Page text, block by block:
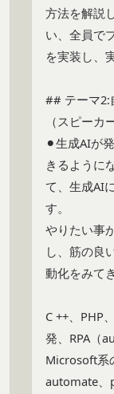
方法を解説
い、全員で
を実装し、
## テーマ2:
（スピーカ
⚫︎生成AIが
きるように
て、生成AI
す。
やりたい事
し、筋の良
動化をみて
C ++、PHP
発、RPA（
Microsoft系
automate、